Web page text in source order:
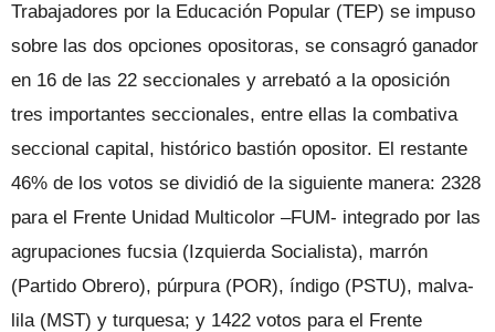
Trabajadores por la Educación Popular (TEP) se impuso
sobre las dos opciones opositoras, se consagró ganador
en 16 de las 22 seccionales y arrebató a la oposición
tres importantes seccionales, entre ellas la combativa
seccional capital, histórico bastión opositor. El restante
46% de los votos se dividió de la siguiente manera: 2328
para el Frente Unidad Multicolor –FUM- integrado por las
agrupaciones fucsia (Izquierda Socialista), marrón
(Partido Obrero), púrpura (POR), índigo (PSTU), malva-
lila (MST) y turquesa; y 1422 votos para el Frente